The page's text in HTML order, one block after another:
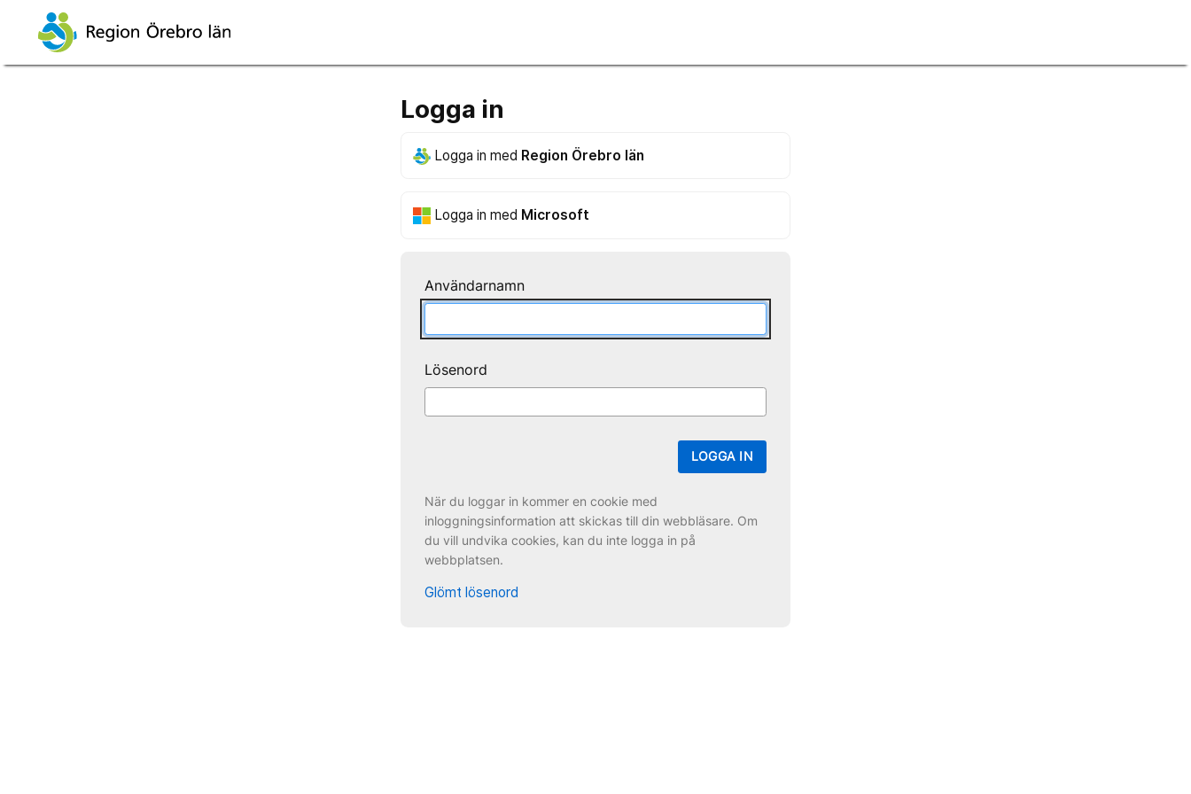
Logga in
Logga in med Region Örebro län
Logga in med Microsoft
Användarnamn
Lösenord
LOGGA IN
När du loggar in kommer en cookie med
inloggningsinformation att skickas till din webbläsare. Om
du vill undvika cookies, kan du inte logga in på
webbplatsen.
Glömt lösenord